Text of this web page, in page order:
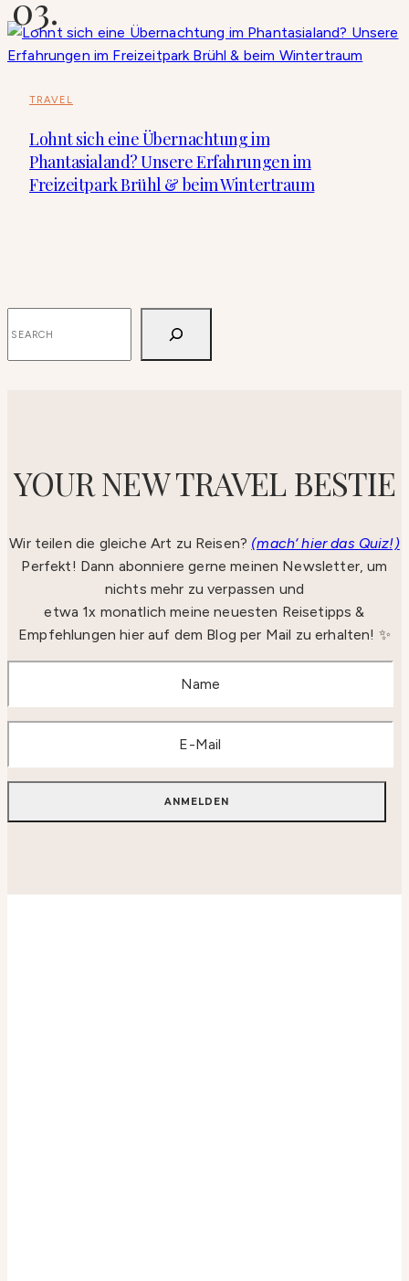
TRAVEL
Lohnt sich eine Übernachtung im
Phantasialand? Unsere Erfahrungen im
Freizeitpark Brühl & beim Wintertraum
YOUR NEW TRAVEL BESTIE
Wir teilen die gleiche Art zu Reisen? (mach‘ hier das Quiz!)
Perfekt! Dann abonniere gerne meinen Newsletter, um
nichts mehr zu verpassen und
etwa 1x monatlich meine neuesten Reisetipps &
Empfehlungen hier auf dem Blog per Mail zu erhalten! ✨